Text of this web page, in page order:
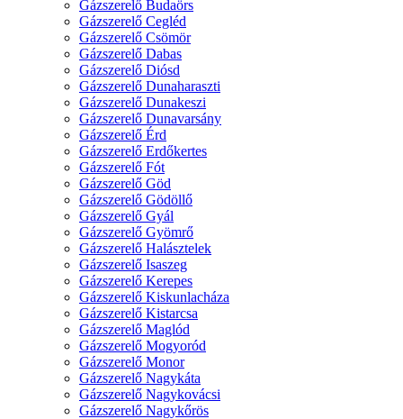
Gázszerelő Budaörs
Gázszerelő Cegléd
Gázszerelő Csömör
Gázszerelő Dabas
Gázszerelő Diósd
Gázszerelő Dunaharaszti
Gázszerelő Dunakeszi
Gázszerelő Dunavarsány
Gázszerelő Érd
Gázszerelő Erdőkertes
Gázszerelő Fót
Gázszerelő Göd
Gázszerelő Gödöllő
Gázszerelő Gyál
Gázszerelő Gyömrő
Gázszerelő Halásztelek
Gázszerelő Isaszeg
Gázszerelő Kerepes
Gázszerelő Kiskunlacháza
Gázszerelő Kistarcsa
Gázszerelő Maglód
Gázszerelő Mogyoród
Gázszerelő Monor
Gázszerelő Nagykáta
Gázszerelő Nagykovácsi
Gázszerelő Nagykőrös